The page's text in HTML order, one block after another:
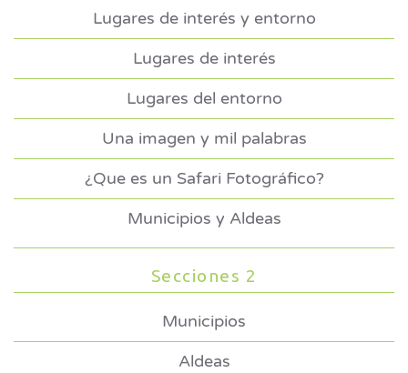
Lugares de interés y entorno
Lugares de interés
Lugares del entorno
Una imagen y mil palabras
¿Que es un Safari Fotográfico?
Municipios y Aldeas
Secciones 2
Municipios
Aldeas